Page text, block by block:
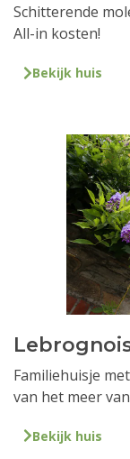
Schitterende
All-in kosten!
Bekijk huis
Familiehuisje
van het meer
Bekijk huis